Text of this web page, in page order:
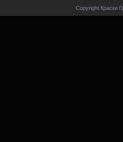
Copyright Краски